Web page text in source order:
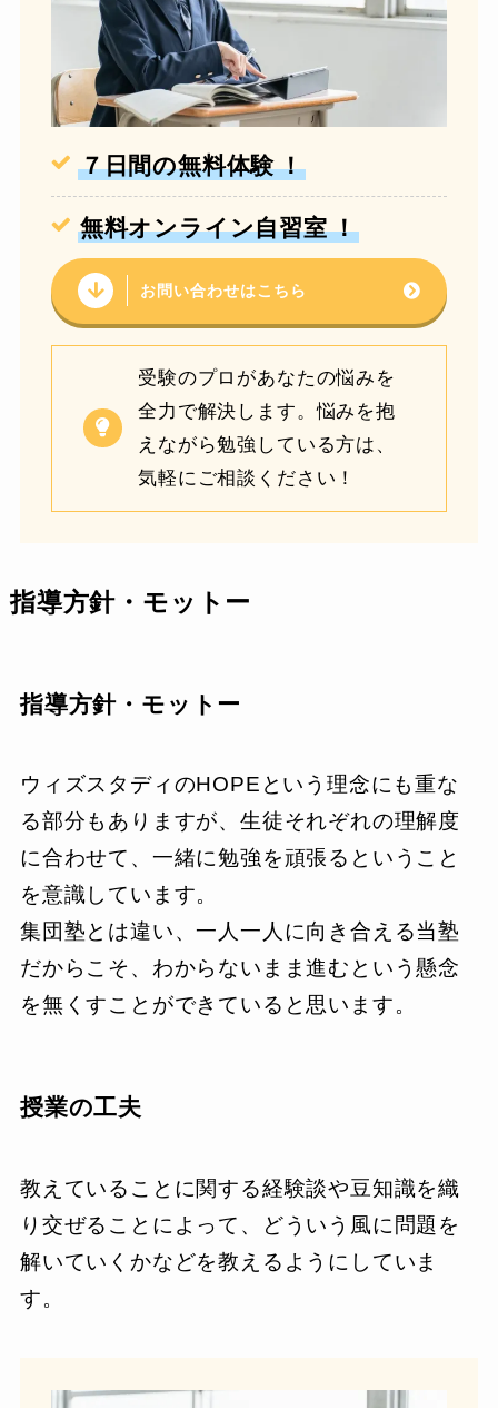
７日間の無料体験！
無料オンライン自習室！
お問い合わせはこちら
受験のプロがあなたの悩みを
全力で解決します。悩みを抱
えながら勉強している方は、
気軽にご相談ください！
指導方針・モットー
指導方針・モットー
ウィズスタディのHOPEという理念にも重な
る部分もありますが、生徒それぞれの理解度
に合わせて、一緒に勉強を頑張るということ
を意識しています。
集団塾とは違い、一人一人に向き合える当塾
だからこそ、わからないまま進むという懸念
を無くすことができていると思います。
授業の工夫
教えていることに関する経験談や豆知識を織
り交ぜることによって、どういう風に問題を
解いていくかなどを教えるようにしていま
す。